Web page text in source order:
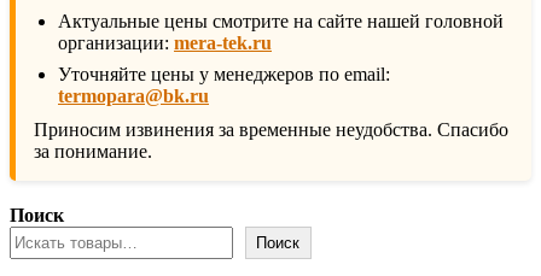
Актуальные цены смотрите на сайте нашей головной
организации: mera-tek.ru
Уточняйте цены у менеджеров по email:
termopara@bk.ru
Приносим извинения за временные неудобства. Спасибо
за понимание.
Поиск
Поиск